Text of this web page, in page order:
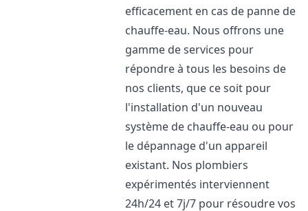
efficacement en cas de panne de
chauffe-eau. Nous offrons une
gamme de services pour
répondre à tous les besoins de
nos clients, que ce soit pour
l'installation d'un nouveau
système de chauffe-eau ou pour
le dépannage d'un appareil
existant. Nos plombiers
expérimentés interviennent
24h/24 et 7j/7 pour résoudre vos